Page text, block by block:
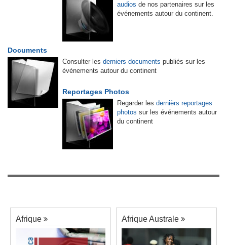
audios de nos partenaires sur les
événements autour du continent.
Documents
Consulter les derniers documents publiés sur les
événements autour du continent
Reportages Photos
Regarder les dernièrs reportages
photos sur les événements autour
du continent
Afrique Afrique Australe